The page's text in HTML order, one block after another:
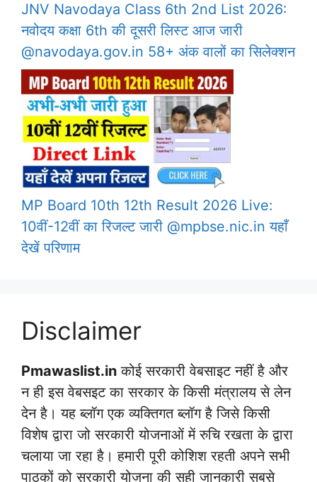
JNV Navodaya Class 6th 2nd List 2026:
नवोदय कक्षा 6th की दूसरी लिस्ट आज जारी
@navodaya.gov.in 58+ अंक वालों का सिलेक्शन
MP Board 10th 12th Result 2026 Live:
10वीं-12वीं का रिजल्ट जारी @mpbse.nic.in यहाँ
देखें परिणाम
Disclaimer
Pmawaslist.in कोई सरकारी वेबसाइट नहीं है और
न ही इस वेबसइट का सरकार के किसी मंत्रालय से लेन
देन है। यह ब्लॉग एक व्यक्तिगत ब्लॉग है जिसे किसी
विशेष द्वारा जो सरकारी योजनाओं में रुचि रखता के द्वारा
चलाया जा रहा है। हमारी पूरी कोशिश रहती अपने सभी
पाठकों को सरकारी योजना की सही जानकारी सबसे